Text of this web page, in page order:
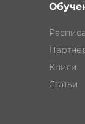
Книги
Статьи